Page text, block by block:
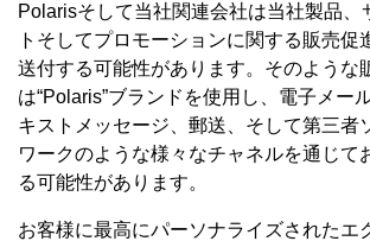
Polarisそして当社関連会社は当社製品、
トそしてプロモーションに関する販売促
送付する可能性があります。そのような
は“Polaris”ブランドを使用し、電子メー
キストメッセージ、郵送、そして第三者
ワークのような様々なチャネルを通じて
る可能性があります。
お客様に最高にパーソナライズされたエ